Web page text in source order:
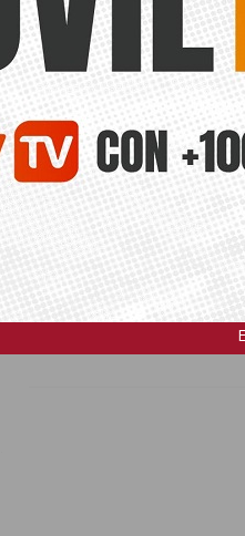
performance, a cargo del
que se enfrentan cada día
Compártelo:
También puede
No related posts.
ANTERIOR
Almoradí
oficina de